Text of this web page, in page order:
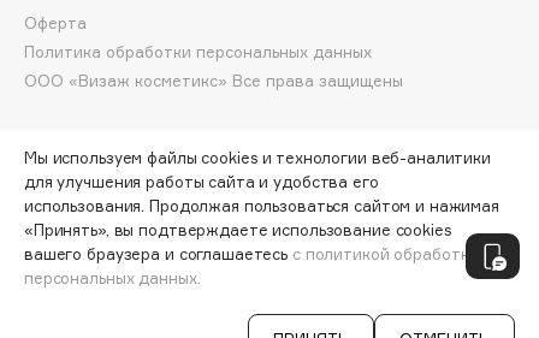
Dorco
DP Daily Perfection
Dr. Vranjes Firenze
Dr.Ceuracle
Dr.Jart+
Dyson
ПО ЗОЛОТОЙ КАРТЕ:451 ₽
ДОБАВИТЬ В КОРЗИНУ 501 ₽
ООО «Визаж косметикс» Все права защищены
Оферта
Политика обработки персональных данных
Мы используем файлы cookies и технологии веб-аналитики
для улучшения работы сайта и удобства его
использования. Продолжая пользоваться сайтом и нажимая
«Принять», вы подтверждаете использование cookies
вашего браузера и соглашаетесь с политикой обработки
персональных данных.